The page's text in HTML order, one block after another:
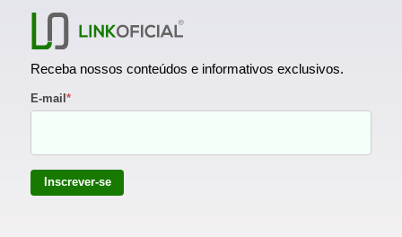
Receba nossos conteúdos e informativos exclusivos.
E-mail*
Inscrever-se